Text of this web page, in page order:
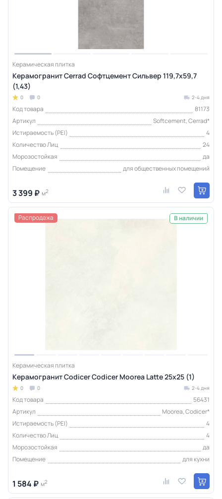
Керамическая плитка
Керамогранит Cerrad Софтцемент Сильвер 119,7x59,7
(1,43)
0 0 2-4 дня
Код товара
81173
Артикул
Softcement, Cerrad*
Истираемость (PEI)
4
Количество Лиц
24
Морозостойкая
да
Помещение
для общественных помещений
3 399 ₽ м2
Распродажа В наличии
Керамическая плитка
Керамогранит Codicer Codicer Moorea Latte 25x25 (1)
0 0 2-4 дня
Код товара
56431
Артикул
Moorea, Codicer*
Истираемость (PEI)
4
Количество Лиц
4
Морозостойкая
да
Помещение
для кухни
1 584 ₽ м2